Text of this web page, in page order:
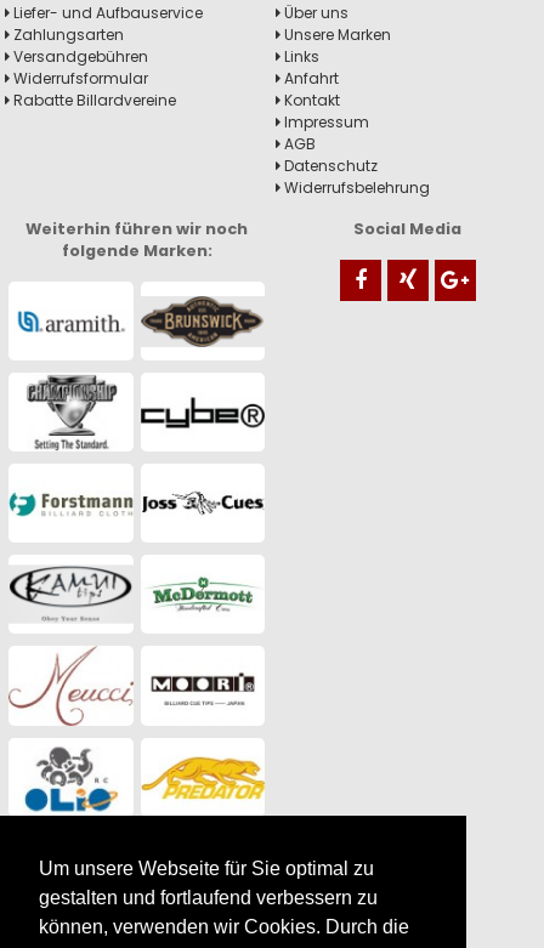
Um unsere Webseite für Sie optimal zu
gestalten und fortlaufend verbessern zu
können, verwenden wir Cookies. Durch die
Liefer- und Aufbauservice
Zahlungsarten
Versandgebühren
Widerrufsformular
Rabatte Billardvereine
Über uns
Unsere Marken
Links
Anfahrt
Kontakt
Impressum
AGB
Datenschutz
Widerrufsbelehrung
Weiterhin führen wir noch
folgende Marken:
Social Media